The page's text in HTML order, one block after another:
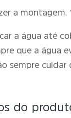
a montagem.
a água até
que a água
sempre cuidar
do